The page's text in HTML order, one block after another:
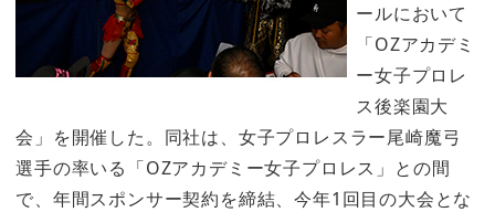
ールにおいて
「OZアカデミ
ー女子プロレ
ス後楽園大
会」を開催した。同社は、女子プロレスラー尾崎魔弓
選手の率いる「OZアカデミー女子プロレス」との間
で、年間スポンサー契約を締結、今年1回目の大会とな